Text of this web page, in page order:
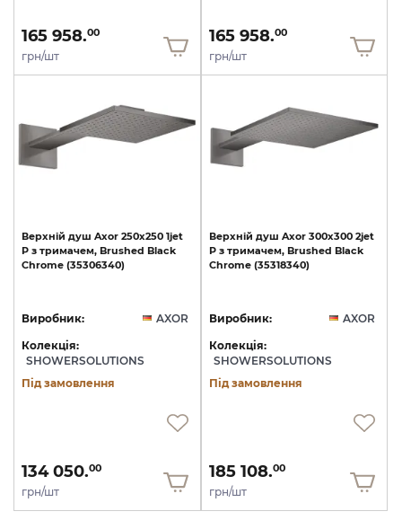
165 958.00
грн/шт
165 958.00
грн/шт
Верхній душ Axor 250х250 1jet
P з тримачем, Brushed Black
Chrome (35306340)
Виробник:
AXOR
Колекція:
SHOWERSOLUTIONS
Під замовлення
134 050.00
грн/шт
Верхній душ Axor 300х300 2jet
P з тримачем, Brushed Black
Chrome (35318340)
Виробник:
AXOR
Колекція:
SHOWERSOLUTIONS
Під замовлення
185 108.00
грн/шт